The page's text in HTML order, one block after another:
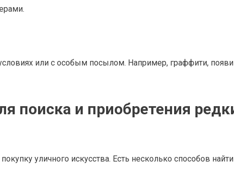
или с особым посылом. Например, граффити,
поиска и приобретения
уличного искусства. Есть несколько способов найти